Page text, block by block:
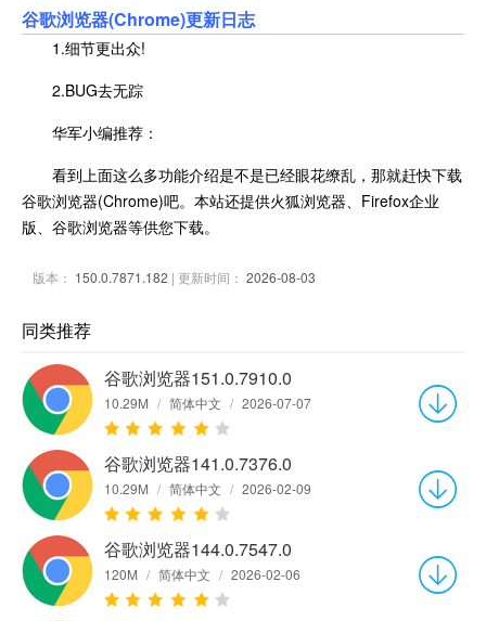
谷歌浏览器(Chrome)更新日志
1.细节更出众!
2.BUG去无踪
华军小编推荐：
看到上面这么多功能介绍是不是已经眼花缭乱，那就赶快下载
谷歌浏览器(Chrome)吧。本站还提供火狐浏览器、Firefox企业
版、谷歌浏览器等供您下载。
版本： 150.0.7871.182 | 更新时间： 2026-08-03
同类推荐
谷歌浏览器151.0.7910.0
10.29M / 简体中文 / 2026-07-07
谷歌浏览器141.0.7376.0
10.29M / 简体中文 / 2026-02-09
谷歌浏览器144.0.7547.0
120M / 简体中文 / 2026-02-06